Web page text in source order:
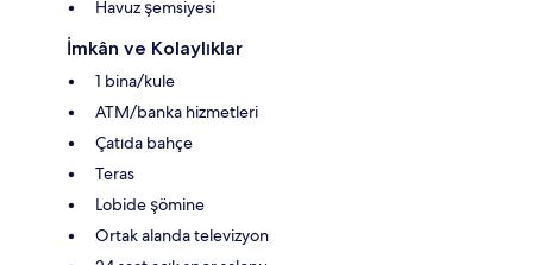
Havuz şemsiyesi
İmkân ve Kolaylıklar
1 bina/kule
ATM/banka hizmetleri
Çatıda bahçe
Teras
Lobide şömine
Ortak alanda televizyon